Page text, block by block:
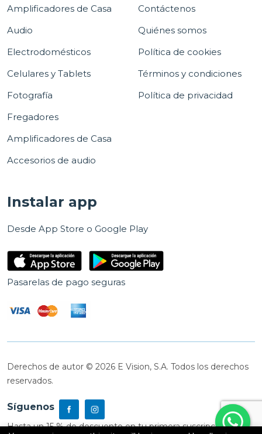
Amplificadores de Casa
Audio
Electrodomésticos
Celulares y Tablets
Fotografía
Fregadores
Amplificadores de Casa
Accesorios de audio
Contáctenos
Quiénes somos
Política de cookies
Términos y condiciones
Política de privacidad
Instalar app
Desde App Store o Google Play
Pasarelas de pago seguras
Derechos de autor © 2026 E Vision, S.A. Todos los derechos
reservados.
Síguenos
Hasta un 15 % de descuento en tu primera suscripción